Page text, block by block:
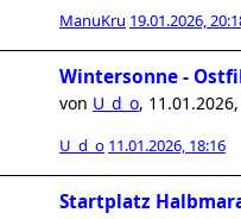
ManuKru 19.01.2026,
Wintersonne -
von U_d_o,
U_d_o 11.01.2026, 18:16
Startplatz